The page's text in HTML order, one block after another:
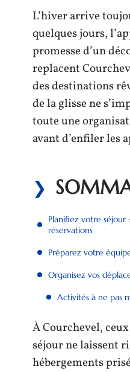
L’hiver arrive
quelques jours,
promesse d’un
replacent
des destinations
de la glisse ne
toute une
avant d’enfiler les
Planifiez votre
réservations
Préparez votre
Organisez vos
Activités à ne pas
À Courchevel,
séjour ne laissent
hébergements